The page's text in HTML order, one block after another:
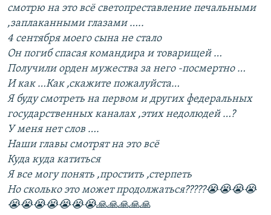
смотрю на это всё светопреставление печальными
,заплаканными глазами …..
4 сентября моего сына не стало
Он погиб спасая командира и товарищей …
Получили орден мужества за него -посмертно …
И как …Как ,скажите пожалуйста…
Я буду смотреть на первом и других федеральных
государственных каналах ,этих недолюдей …?
У меня нет слов ….
Наши главы смотрят на это всё
Куда куда катиться
Я все могу понять ,простить ,стерпеть
Но сколько это может продолжаться?????😭😭😭😭
😭😭😭😭😭😭😭🙏🙏🙏🙏🙏